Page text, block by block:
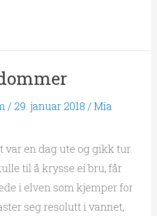
/ 29. januar 2018 /Mia
en dag ute og gikk tur.
til å krysse ei bru, får
i elven som kjemper for
seg resolutt i vannet,